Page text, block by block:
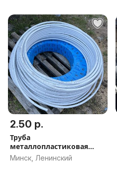
2.50 р.
Труба
металлопластиковая
16х2.0
Минск, Ленинский